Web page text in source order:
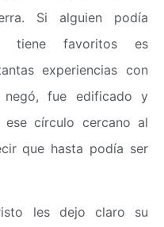
Si alguien podía
tiene favoritos es
experiencias con
fue edificado y
círculo cercano al
que hasta podía ser
les dejo claro su